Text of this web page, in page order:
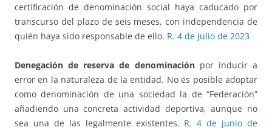
certificación de denominación social haya caducado por
transcurso del plazo de seis meses, con independencia de
quién haya sido responsable de ello. R. 4 de julio de 2023
Denegación de reserva de denominaciónpor inducir a
error en la naturaleza de la entidad. No es posible adoptar
como denominación de una sociedad la de “Federación”
añadiendo una concreta actividad deportiva, aunque no
sea una de las legalmente existentes. R. 4 de junio de